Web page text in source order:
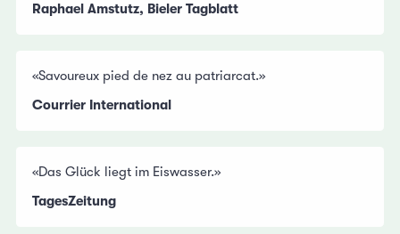
Raphael Amstutz, Bieler Tagblatt
«Savoureux pied de nez au patriarcat.»
Courrier International
«Das Glück liegt im Eiswasser.»
TagesZeitung